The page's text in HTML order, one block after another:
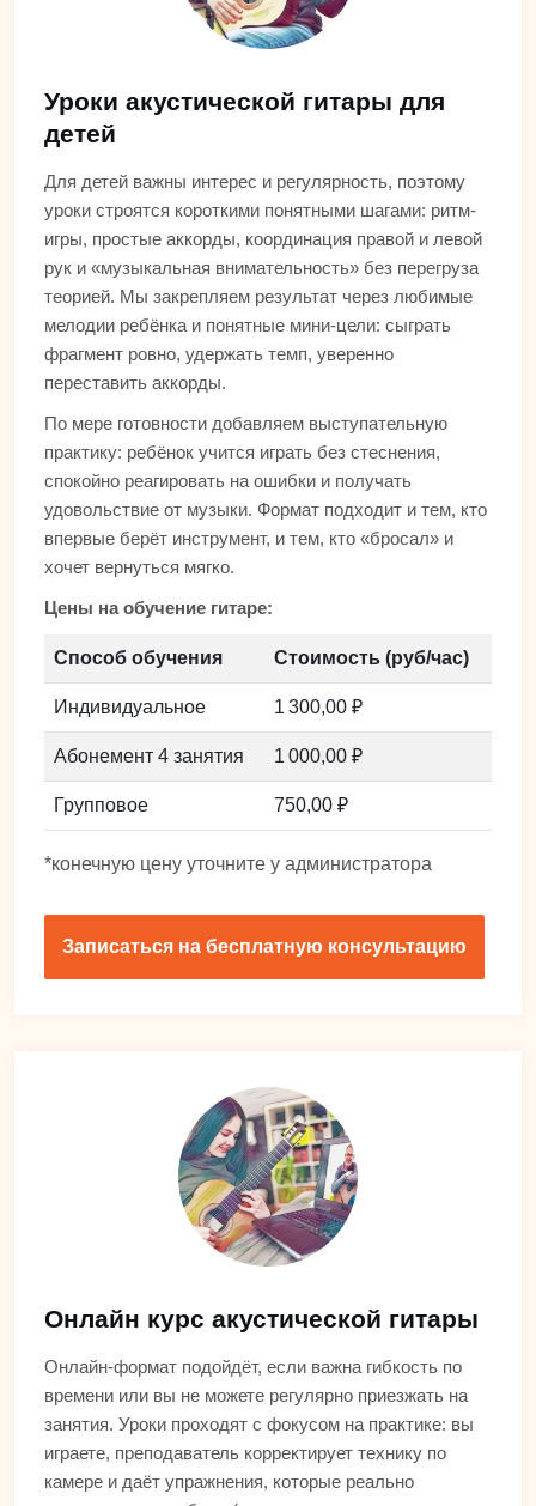
Уроки акустической гитары для
детей
Для детей важны интерес и регулярность, поэтому
уроки строятся короткими понятными шагами: ритм-
игры, простые аккорды, координация правой и левой
рук и «музыкальная внимательность» без перегруза
теорией. Мы закрепляем результат через любимые
мелодии ребёнка и понятные мини-цели: сыграть
фрагмент ровно, удержать темп, уверенно
переставить аккорды.
По мере готовности добавляем выступательную
практику: ребёнок учится играть без стеснения,
спокойно реагировать на ошибки и получать
удовольствие от музыки. Формат подходит и тем, кто
впервые берёт инструмент, и тем, кто «бросал» и
хочет вернуться мягко.
Цены на обучение гитаре:
Способ обучения Стоимость (руб/час)
Индивидуальное 1 300,00 ₽
Абонемент 4 занятия 1 000,00 ₽
Групповое 750,00 ₽
*конечную цену уточните у администратора
Записаться на бесплатную консультацию
Онлайн курс акустической гитары
Онлайн-формат подойдёт, если важна гибкость по
времени или вы не можете регулярно приезжать на
занятия. Уроки проходят с фокусом на практике: вы
играете, преподаватель корректирует технику по
камере и даёт упражнения, которые реально